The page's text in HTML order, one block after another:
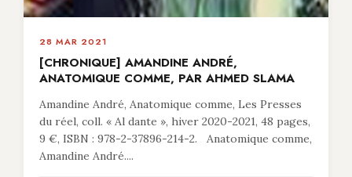
28 MAR 2021
[CHRONIQUE] AMANDINE ANDRÉ,
ANATOMIQUE COMME, PAR AHMED SLAMA
Amandine André, Anatomique comme, Les Presses
du réel, coll. « Al dante », hiver 2020-2021, 48 pages,
9 €, ISBN : 978-2-37896-214-2. Anatomique comme,
Amandine André....